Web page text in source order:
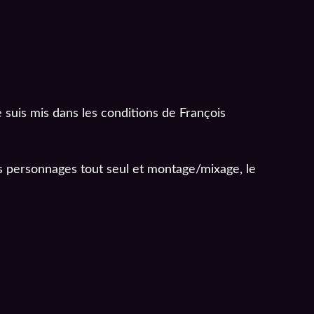
mis dans les conditions de François
tout seul et montage/mixage, le